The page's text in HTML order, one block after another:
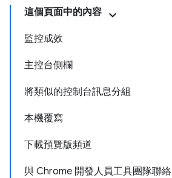
這個頁面中的內容
監控成效
主控台側欄
將類似的控制台訊息分組
本機覆寫
下載預覽版頻道
與 Chrome 開發人員工具團隊聯絡